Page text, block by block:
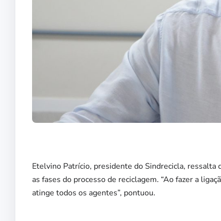
Etelvino Patrício, presidente do Sindrecicla, ressalta
as fases do processo de reciclagem. “Ao fazer a
atinge todos os agentes”, pontuou.